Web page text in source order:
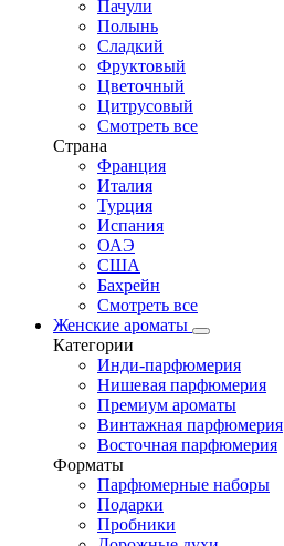
Пачули
Полынь
Сладкий
Фруктовый
Цветочный
Цитрусовый
Смотреть все
Страна
Франция
Италия
Турция
Испания
ОАЭ
США
Бахрейн
Смотреть все
Женские ароматы
Категории
Инди-парфюмерия
Нишевая парфюмерия
Премиум ароматы
Винтажная парфюмерия
Восточная парфюмерия
Форматы
Парфюмерные наборы
Подарки
Пробники